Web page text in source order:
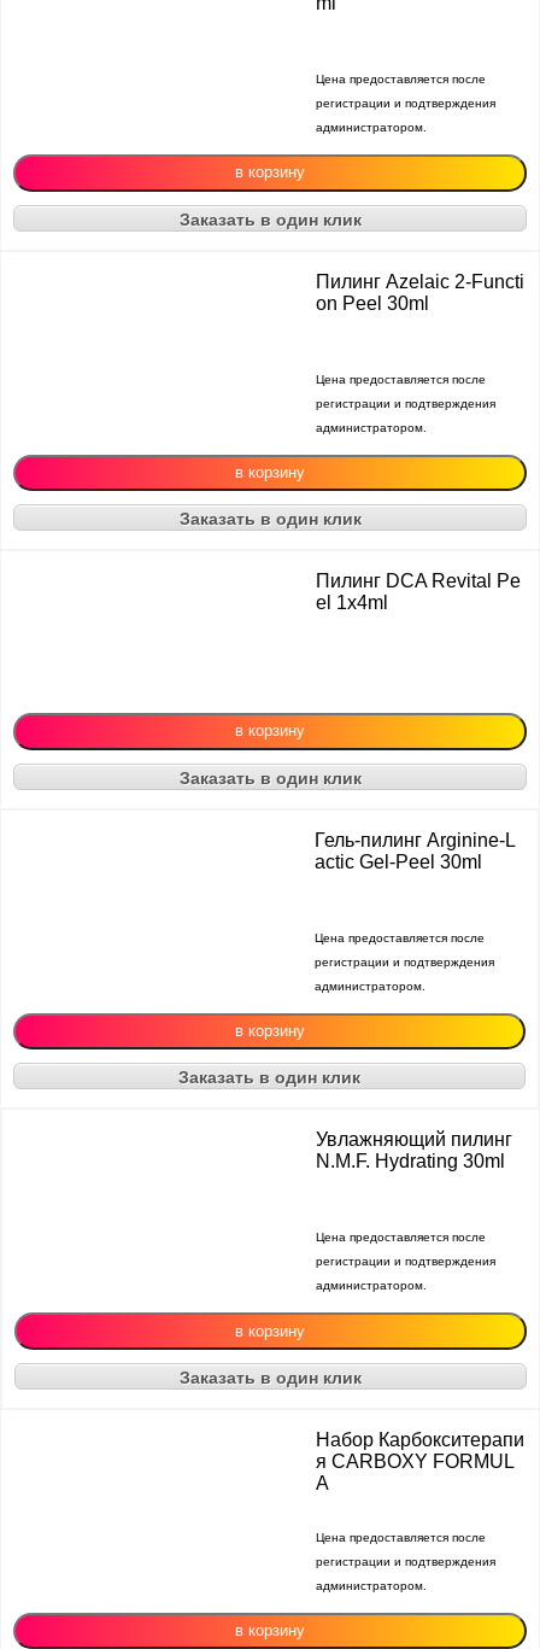
Цена предоставляется после
регистрации и подтверждения
администратором.
Заказать в один клик
Пилинг Azelaic 2-Functi
on Peel 30ml
Цена предоставляется после
регистрации и подтверждения
администратором.
Заказать в один клик
Пилинг DCA Revital Pe
el 1х4ml
Заказать в один клик
Гель-пилинг Arginine-L
actic Gel-Peel 30ml
Цена предоставляется после
регистрации и подтверждения
администратором.
Заказать в один клик
Увлажняющий пилинг
N.M.F. Hydrating 30ml
Цена предоставляется после
регистрации и подтверждения
администратором.
Заказать в один клик
Набор Карбокситерапи
я CARBOXY FORMUL
A
Цена предоставляется после
регистрации и подтверждения
администратором.